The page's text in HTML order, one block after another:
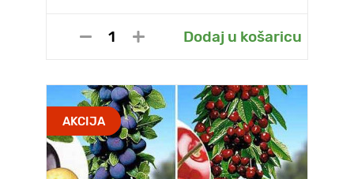
Dodaj u košaricu
AKCIJA